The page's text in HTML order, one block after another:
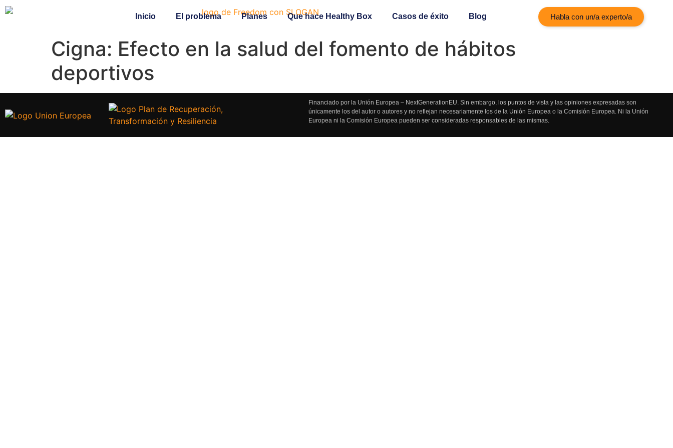
Inicio El problema Planes Que hace Healthy Box Casos de éxito Blog Habla con un/a experto/a
Cigna: Efecto en la salud del fomento de hábitos
deportivos
Financiado por la Unión Europea – NextGenerationEU. Sin embargo, los puntos de vista y las opiniones expresadas son
únicamente los del autor o autores y no reflejan necesariamente los de la Unión Europea o la Comisión Europea. Ni la Unión
Europea ni la Comisión Europea pueden ser consideradas responsables de las mismas.